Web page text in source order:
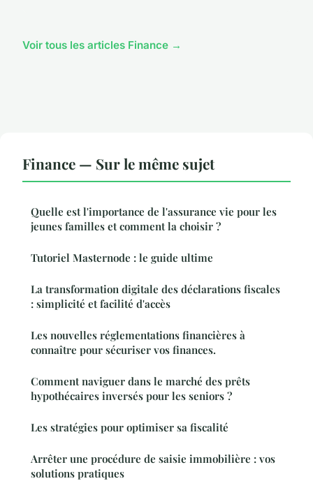
Voir tous les articles Finance →
Finance — Sur le même sujet
Quelle est l'importance de l'assurance vie pour les
jeunes familles et comment la choisir ?
Tutoriel Masternode : le guide ultime
La transformation digitale des déclarations fiscales
: simplicité et facilité d'accès
Les nouvelles réglementations financières à
connaître pour sécuriser vos finances.
Comment naviguer dans le marché des prêts
hypothécaires inversés pour les seniors ?
Les stratégies pour optimiser sa fiscalité
Arrêter une procédure de saisie immobilière : vos
solutions pratiques